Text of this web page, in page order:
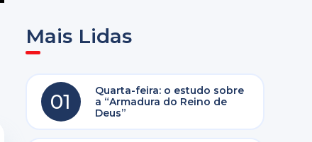
Mais Lidas
01
Quarta-feira: o estudo sobre
a “Armadura do Reino de
Deus”